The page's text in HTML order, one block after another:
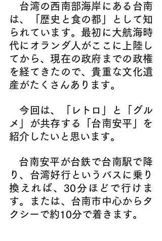
台湾の西南部海岸にある台南
は、「
歴史と食の都 」として知
られています。最初に大航海時
代にオランダ人がここに上陸し
てから、現在の政府までの政権
を経てきたので、貴重な文化遺
産がたくさんあります。
今回は、「レトロ」と「グル
メ」が共存する「台南安平」を
紹介したいと思います。
り、台湾好行というバスに乗り
換えれば、30分ほどで行けま
す。または、台南市中心からタ
クシーで約10分で着きます。